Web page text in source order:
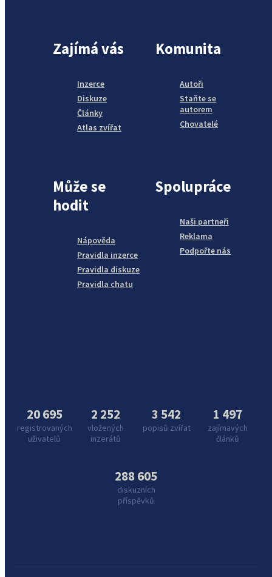
Zajímá vás
Inzerce
Diskuze
Články
Atlas zvířat
Komunita
Autoři
Staňte se
autorem
Chovatelé
Může se
hodit
Nápověda
Pravidla inzerce
Pravidla diskuze
Pravidla chatu
Spolupráce
Naši partneři
Reklama
Podpořte nás
20 695
registrovaných
uživatelů
2 252
vložených
inzerátů
3 542
popisů zvířat
1 497
zajímavých
článků
288 605
diskuzních
příspěvků